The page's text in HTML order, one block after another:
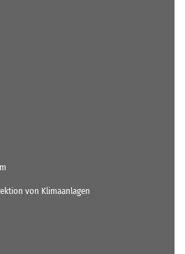
von Klimaanlagen